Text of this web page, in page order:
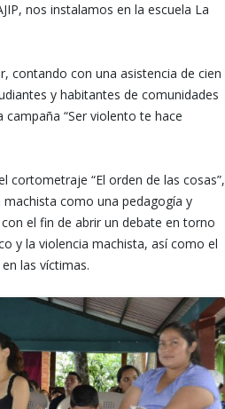
nos instalamos en la escuela La
contando con una asistencia de cien
y habitantes de comunidades
“Ser violento te hace
cortometraje “El orden de las cosas”,
como una pedagogía y
el fin de abrir un debate en torno
y la violencia machista, así como el
las víctimas.